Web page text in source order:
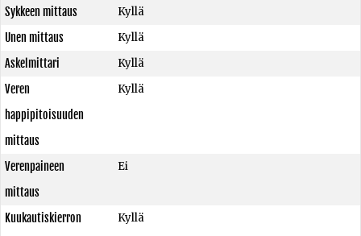
Sykkeen mittaus
Kyllä
Unen mittaus
Kyllä
Askelmittari
Kyllä
Veren
happipitoisuuden
mittaus
Kyllä
Verenpaineen
mittaus
Ei
Kuukautiskierron
Kyllä